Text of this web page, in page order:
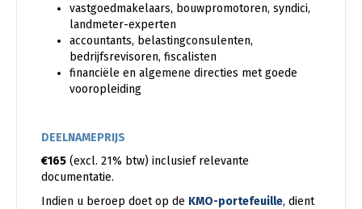
vastgoedmakelaars, bouwpromotoren, syndici,
landmeter-experten
accountants, belastingconsulenten,
bedrijfsrevisoren, fiscalisten
financiële en algemene directies met goede
vooropleiding
DEELNAMEPRIJS
€165 (excl. 21% btw) inclusief relevante
documentatie.
Indien u beroep doet op de KMO-portefeuille, dient